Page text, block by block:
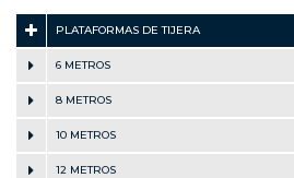
PLATAFORMAS DE TIJERA
6 METROS
8 METROS
10 METROS
12 METROS